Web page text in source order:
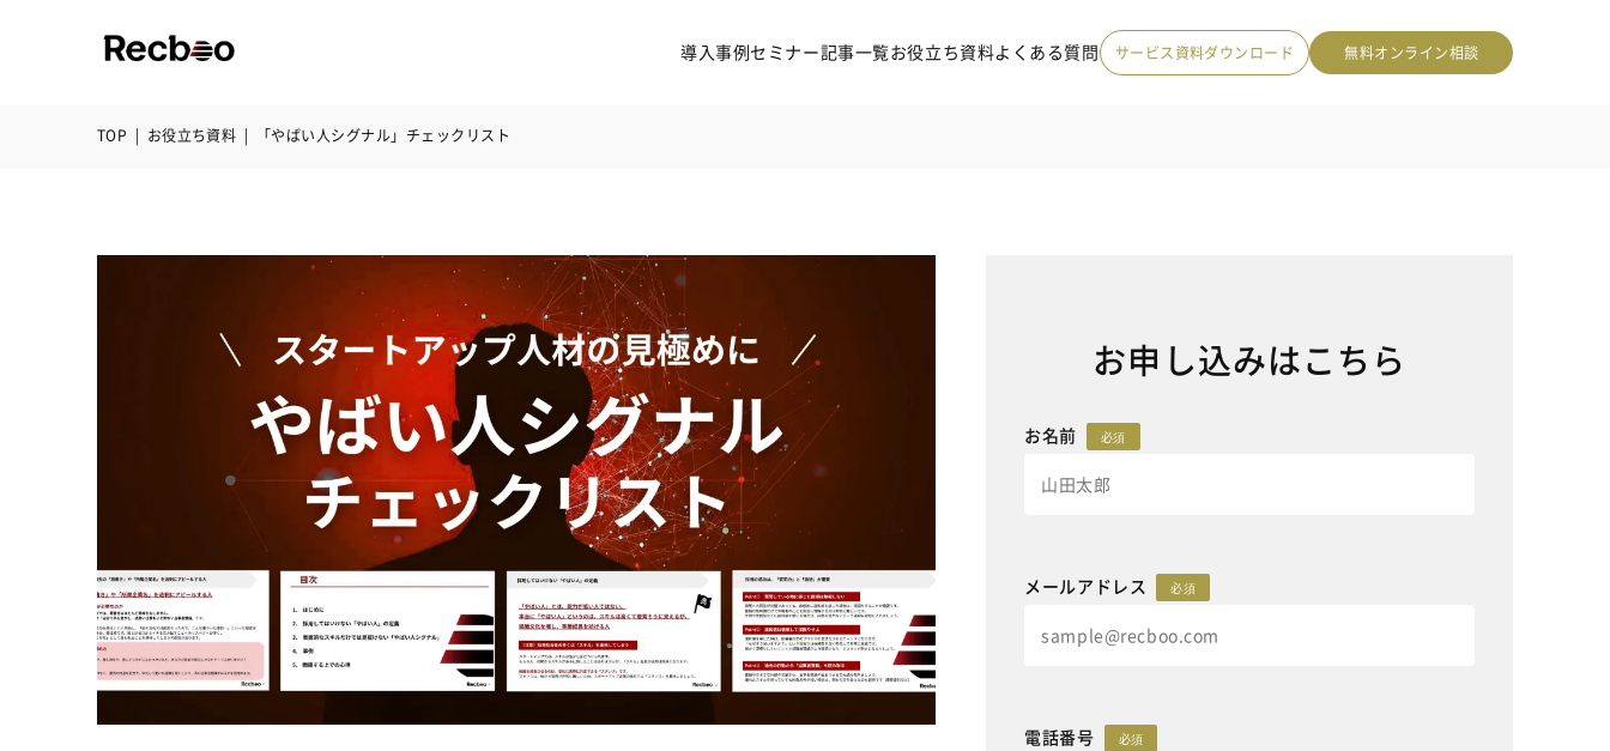
導入事例セミナー記事一覧お役立ち資料よくある質問 サービス資料ダウンロード 無料オンライン相談
セミナー
記事一覧
お役立ち資料
よくある質問
無料オンライン相談
サービス資料ダウンロード
TOP | お役立ち資料 | 「やばい人シグナル」チェックリスト
お申し込みはこちら
お名前 必須
メールアドレス 必須
電話番号 必須